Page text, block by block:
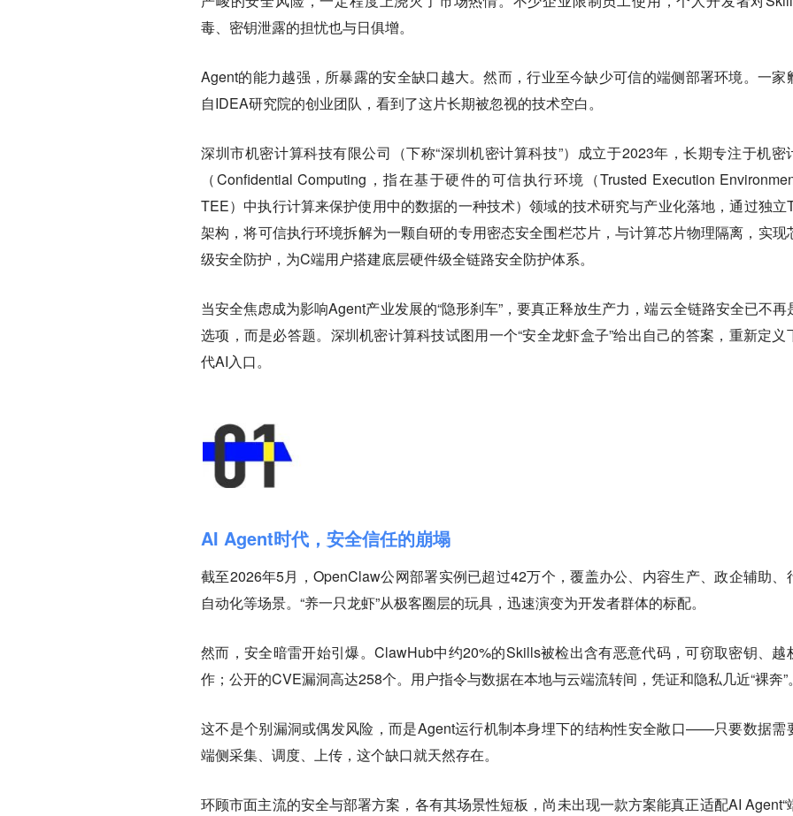
毒、密钥泄露的担忧也与日俱增。
Agent的能力越强，所暴露的安全缺口越大。然而，行业至今缺少可信的端侧部署环境。一家
自IDEA研究院的创业团队，看到了这片长期被忽视的技术空白。
深圳市机密计算科技有限公司（下称“深圳机密计算科技”）成立于2023年，长期专注于机密
（Confidential Computing，指在基于硬件的可信执行环境（Trusted Execution
TEE）中执行计算来保护使用中的数据的一种技术）领域的技术研究与产业化落地，通过独立
架构，将可信执行环境拆解为一颗自研的专用密态安全围栏芯片，与计算芯片物理隔离，实现
级安全防护，为C端用户搭建底层硬件级全链路安全防护体系。
当安全焦虑成为影响Agent产业发展的“隐形刹车”，要真正释放生产力，端云全链路安全已不再
选项，而是必答题。深圳机密计算科技试图用一个“安全龙虾盒子”给出自己的答案，重新定义
代AI入口。
AI Agent时代，安全信任的崩塌
截至2026年5月，OpenClaw公网部署实例已超过42万个，覆盖办公、内容生产、政企辅助、
自动化等场景。“养一只龙虾”从极客圈层的玩具，迅速演变为开发者群体的标配。
然而，安全暗雷开始引爆。ClawHub中约20%的Skills被检出含有恶意代码，可窃取密钥、越
作；公开的CVE漏洞高达258个。用户指令与数据在本地与云端流转间，凭证和隐私几近“裸奔”。
这不是个别漏洞或偶发风险，而是Agent运行机制本身埋下的结构性安全敞口——只要数据需
端侧采集、调度、上传，这个缺口就天然存在。
环顾市面主流的安全与部署方案，各有其场景性短板，尚未出现一款方案能真正适配AI Agent“